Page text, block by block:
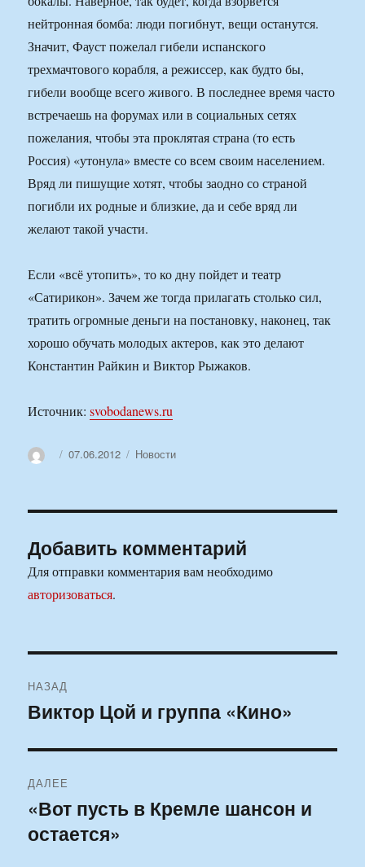
нейтронная бомба: люди погибнут, вещи останутся.
Значит, Фауст пожелал гибели испанского
трехмачтового корабля, а режиссер, как будто бы,
гибели вообще всего живого. В последнее время часто
встречаешь на форумах или в социальных сетях
пожелания, чтобы эта проклятая страна (то есть
Россия) «утонула» вместе со всем своим населением.
Вряд ли пишущие хотят, чтобы заодно со страной
погибли их родные и близкие, да и себе вряд ли
желают такой участи.
Если «всё утопить», то ко дну пойдет и театр
«Сатирикон». Зачем же тогда прилагать столько сил,
тратить огромные деньги на постановку, наконец, так
хорошо обучать молодых актеров, как это делают
Константин Райкин и Виктор Рыжаков.
Источник:svobodanews.ru
АвторОпубликовано
07.06.2012 Рубрики
Новости
Добавить комментарий
Для отправки комментария вам необходимо
авторизоваться.
по
НАЗАД
Предыдущая
Виктор Цой и группа «Кино»
ДАЛЕЕ
Следующая
запись:
«Вот пусть в Кремле шансон и
остается»